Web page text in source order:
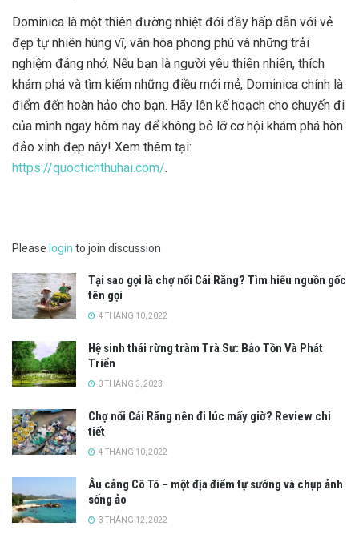
Dominica là một thiên đường nhiệt đới đầy hấp dẫn với vẻ
đẹp tự nhiên hùng vĩ, văn hóa phong phú và những trải
nghiệm đáng nhớ. Nếu bạn là người yêu thiên nhiên, thích
khám phá và tìm kiếm những điều mới mẻ, Dominica chính là
điểm đến hoàn hảo cho bạn. Hãy lên kế hoạch cho chuyến đi
của mình ngay hôm nay để không bỏ lỡ cơ hội khám phá hòn
đảo xinh đẹp này! Xem thêm tại:
https://quoctichthuhai.com/.
Please login to join discussion
Tại sao gọi là chợ nổi Cái Răng? Tìm hiểu nguồn gốc
tên gọi
4 THÁNG 10, 2022
Hệ sinh thái rừng tràm Trà Sư: Bảo Tồn Và Phát
Triển
3 THÁNG 3, 2023
Chợ nổi Cái Răng nên đi lúc mấy giờ? Review chi
tiết
4 THÁNG 10, 2022
Âu cảng Cô Tô – một địa điểm tự sướng và chụp ảnh
sống ảo
3 THÁNG 12, 2022